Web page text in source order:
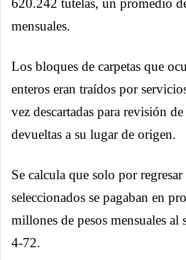
620.242 tutelas, un promedio
mensuales.
Los bloques de carpetas que
enteros eran traídos por
vez descartadas para revisión
devueltas a su lugar de origen.
Se calcula que solo por
seleccionados se pagaban en
millones de pesos mensuales al
4-72.